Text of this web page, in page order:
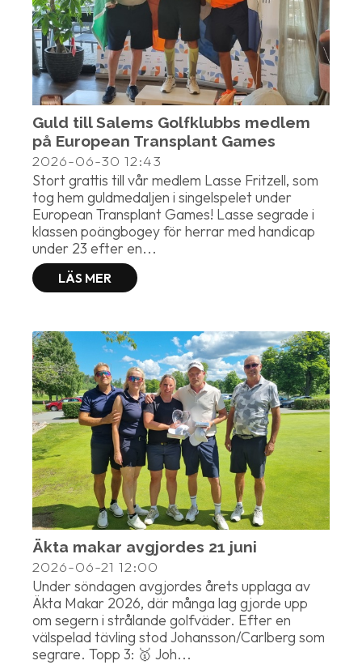
Guld till Salems Golfklubbs medlem
på European Transplant Games
2026-06-30 12:43
Stort grattis till vår medlem Lasse Fritzell, som
tog hem guldmedaljen i singelspelet under
European Transplant Games! Lasse segrade i
klassen poängbogey för herrar med handicap
under 23 efter en...
LÄS MER
Äkta makar avgjordes 21 juni
2026-06-21 12:00
Under söndagen avgjordes årets upplaga av
Äkta Makar 2026, där många lag gjorde upp
om segern i strålande golfväder. Efter en
välspelad tävling stod Johansson/Carlberg som
segrare. Topp 3: 🥇 Joh...